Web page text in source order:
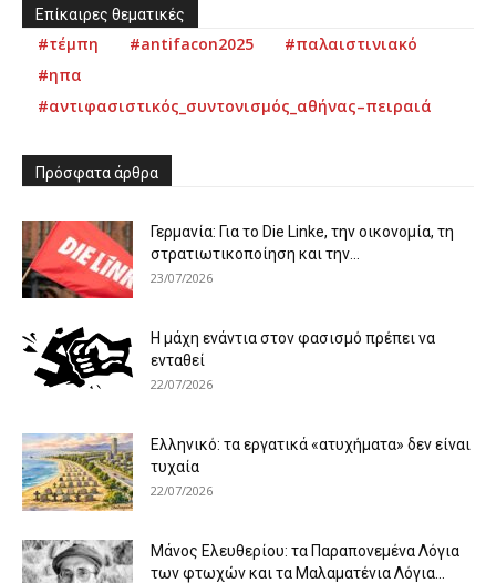
Επίκαιρες θεματικές
#τέμπη #antifacon2025
#παλαιστινιακό
#ηπα
#αντιφασιστικός_συντονισμός_αθήνας–πειραιά
Πρόσφατα άρθρα
Γερμανία: Για το Die Linke, την οικονομία, τη
στρατιωτικοποίηση και την...
23/07/2026
Η μάχη ενάντια στον φασισμό πρέπει να
ενταθεί
22/07/2026
Ελληνικό: τα εργατικά «ατυχήματα» δεν είναι
τυχαία
22/07/2026
Μάνος Ελευθερίου: τα Παραπονεμένα Λόγια
των φτωχών και τα Μαλαματένια Λόγια...